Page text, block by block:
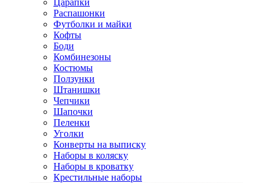
Царапки
Распашонки
Футболки и майки
Кофты
Боди
Комбинезоны
Костюмы
Ползунки
Штанишки
Чепчики
Шапочки
Пеленки
Уголки
Конверты на выписку
Наборы в коляску
Наборы в кроватку
Крестильные наборы